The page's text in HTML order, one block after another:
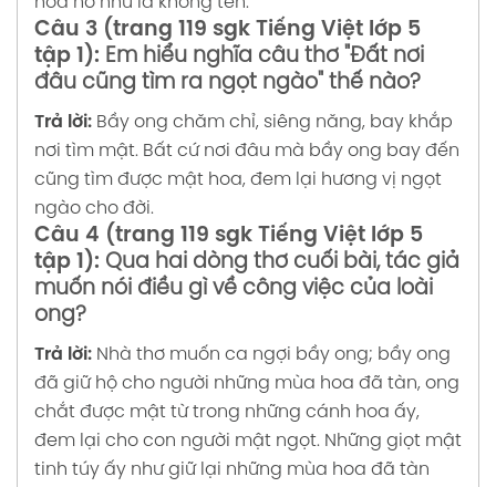
Câu 3 (trang 119 sgk Tiếng Việt lớp 5
tập 1): Em hiểu nghĩa câu thơ "Đất nơi
đâu cũng tìm ra ngọt ngào" thế nào?
Trả lời: Bầy ong chăm chỉ, siêng năng, bay khắp
nơi tìm mật. Bất cứ nơi đâu mà bầy ong bay đến
cũng tìm được mật hoa, đem lại hương vị ngọt
ngào cho đời.
Câu 4 (trang 119 sgk Tiếng Việt lớp 5
tập 1): Qua hai dòng thơ cuối bài, tác giả
muốn nói điều gì về công việc của loài
ong?
Trả lời: Nhà thơ muốn ca ngợi bầy ong; bầy ong
đã giữ hộ cho người những mùa hoa đã tàn, ong
chắt được mật từ trong những cánh hoa ấy,
đem lại cho con người mật ngọt. Những giọt mật
tinh túy ấy như giữ lại những mùa hoa đã tàn